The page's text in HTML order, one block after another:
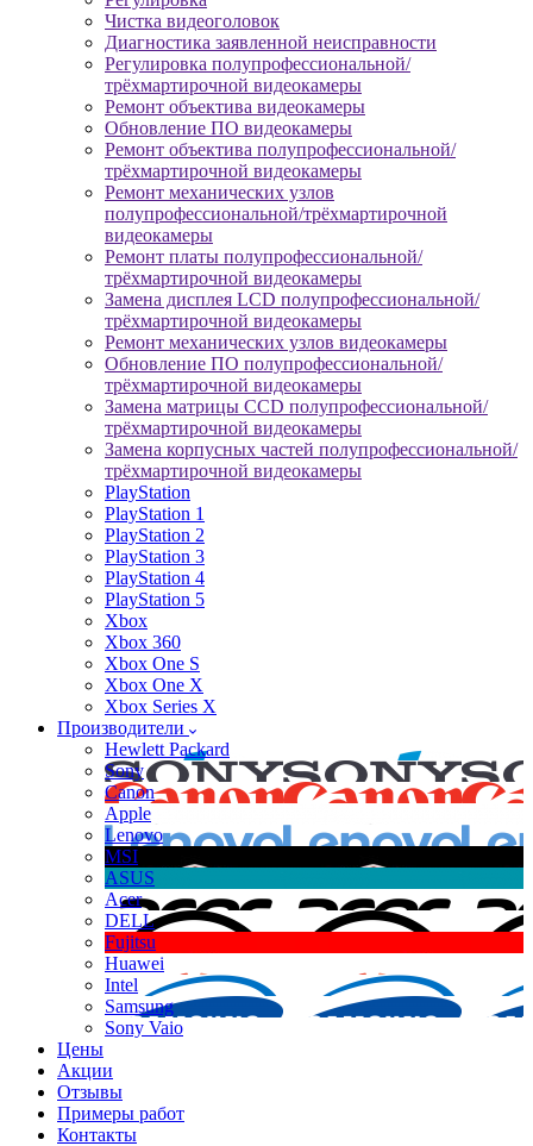
Чистка видеоголовок
Диагностика заявленной неисправности
Регулировка полупрофессиональной/
трёхмартирочной видеокамеры
Ремонт объектива видеокамеры
Обновление ПО видеокамеры
Ремонт объектива полупрофессиональной/
трёхмартирочной видеокамеры
Ремонт механических узлов
полупрофессиональной/трёхмартирочной
видеокамеры
Ремонт платы полупрофессиональной/
трёхмартирочной видеокамеры
Замена дисплея LCD полупрофессиональной/
трёхмартирочной видеокамеры
Ремонт механических узлов видеокамеры
Обновление ПО полупрофессиональной/
трёхмартирочной видеокамеры
Замена матрицы CCD полупрофессиональной/
трёхмартирочной видеокамеры
Замена корпусных частей полупрофессиональной/
трёхмартирочной видеокамеры
PlayStation
PlayStation 1
PlayStation 2
PlayStation 3
PlayStation 4
PlayStation 5
Xbox
Xbox 360
Xbox One S
Xbox One X
Xbox Series X
Производители
Hewlett Packard
Sony
Canon
Apple
Lenovo
MSI
ASUS
Acer
DELL
Fujitsu
Huawei
Intel
Samsung
Sony Vaio
Цены
Акции
Отзывы
Примеры работ
Контакты